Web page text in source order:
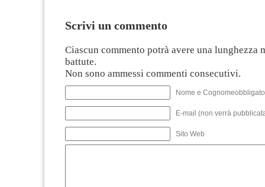
Scrivi un commento
Ciascun commento potrà avere una lunghezza
battute.
Non sono ammessi commenti consecutivi.
Nome e
E-mail (non verrà
Sito Web